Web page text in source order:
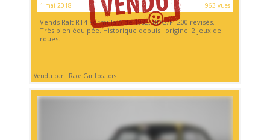
1 mai 2018
963 vues
Vends Ralt RT4 Formula A de 1982. BDG/FT200 révisés.
Très bien équipée. Historique depuis l'origine. 2 jeux de
roues.
Vendu par : Race Car Locators